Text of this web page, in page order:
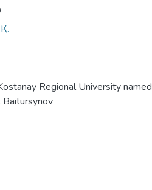
Regional University named